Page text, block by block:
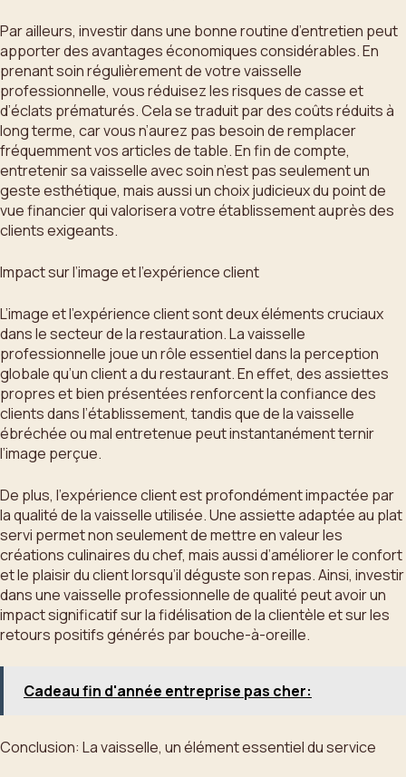
Par ailleurs, investir dans une bonne routine d’entretien peut
apporter des avantages économiques considérables. En
prenant soin régulièrement de votre vaisselle
professionnelle, vous réduisez les risques de casse et
d’éclats prématurés. Cela se traduit par des coûts réduits à
long terme, car vous n’aurez pas besoin de remplacer
fréquemment vos articles de table. En fin de compte,
entretenir sa vaisselle avec soin n’est pas seulement un
geste esthétique, mais aussi un choix judicieux du point de
vue financier qui valorisera votre établissement auprès des
clients exigeants.
Impact sur l’image et l’expérience client
L’image et l’expérience client sont deux éléments cruciaux
dans le secteur de la restauration. La vaisselle
professionnelle joue un rôle essentiel dans la perception
globale qu’un client a du restaurant. En effet, des assiettes
propres et bien présentées renforcent la confiance des
clients dans l’établissement, tandis que de la vaisselle
ébréchée ou mal entretenue peut instantanément ternir
l’image perçue.
De plus, l’expérience client est profondément impactée par
la qualité de la vaisselle utilisée. Une assiette adaptée au plat
servi permet non seulement de mettre en valeur les
créations culinaires du chef, mais aussi d’améliorer le confort
et le plaisir du client lorsqu’il déguste son repas. Ainsi, investir
dans une vaisselle professionnelle de qualité peut avoir un
impact significatif sur la fidélisation de la clientèle et sur les
retours positifs générés par bouche-à-oreille.
Cadeau fin d'année entreprise pas cher:
Conclusion: La vaisselle, un élément essentiel du service